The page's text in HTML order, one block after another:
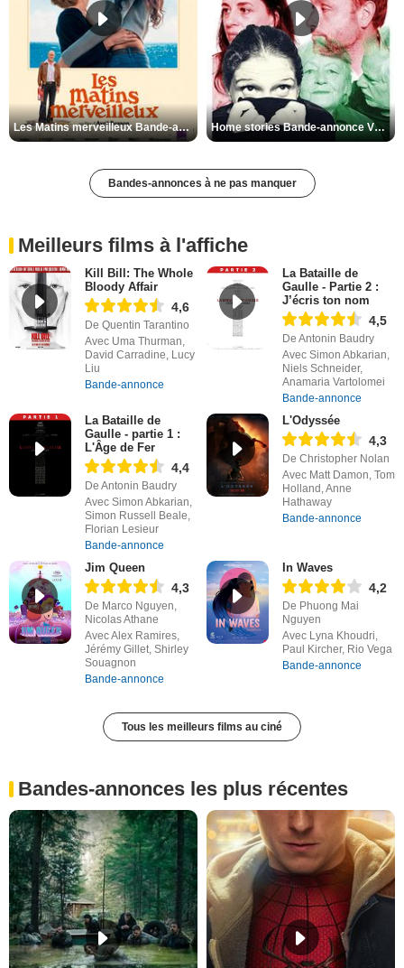
Les Matins merveilleux Bande-annonce VF Home stories Bande-annonce VO STFR
Bandes-annonces à ne pas manquer
Meilleurs films à l'affiche
Kill Bill: The Whole
Bloody Affair
4,6
De Quentin Tarantino
Avec Uma Thurman,
David Carradine, Lucy
Liu
Bande-annonce
La Bataille de
Gaulle - Partie 2 :
J’écris ton nom
4,5
De Antonin Baudry
Avec Simon Abkarian,
Niels Schneider,
Anamaria Vartolomei
Bande-annonce
La Bataille de
Gaulle - partie 1 :
L'Âge de Fer
4,4
De Antonin Baudry
Avec Simon Abkarian,
Simon Russell Beale,
Florian Lesieur
Bande-annonce
L'Odyssée
4,3
De Christopher Nolan
Avec Matt Damon, Tom
Holland, Anne
Hathaway
Bande-annonce
Jim Queen
4,3
De Marco Nguyen,
Nicolas Athane
Avec Alex Ramires,
Jérémy Gillet, Shirley
Souagnon
Bande-annonce
In Waves
4,2
De Phuong Mai
Nguyen
Avec Lyna Khoudri,
Paul Kircher, Rio Vega
Bande-annonce
Tous les meilleurs films au ciné
Bandes-annonces les plus récentes